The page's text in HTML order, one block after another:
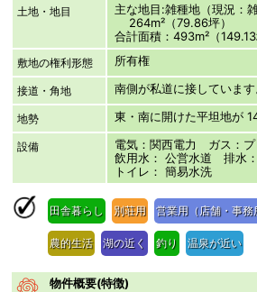
土地・地目
主な地目:雑種地（現況：雑
264m²（79.86坪）
合計面積：493m²（149.13
敷地の権利形態 所有権
接道・角地 南側が私道に接しています
地勢 東・南に開けた平坦地が
設備
電気：関西電力 ガス：プ
飲用水： 公営水道 排水
トイレ： 簡易水洗
田舎暮らし 別荘用 営業用（店舗・事務
農的生活 湖の近く 釣り 温泉が近い
物件概要(特徴)